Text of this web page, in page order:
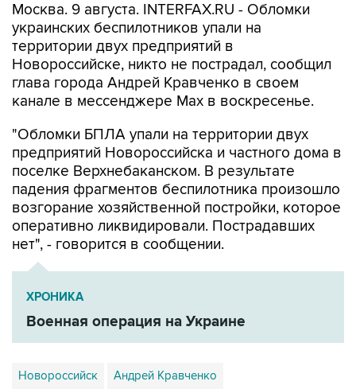
Москва. 9 августа. INTERFAX.RU - Обломки
украинских беспилотников упали на
территории двух предприятий в
Новороссийске, никто не пострадал, сообщил
глава города Андрей Кравченко в своем
канале в мессенджере Max в воскресенье.
"Обломки БПЛА упали на территории двух
предприятий Новороссийска и частного дома в
поселке Верхнебаканском. В результате
падения фрагментов беспилотника произошло
возгорание хозяйственной постройки, которое
оперативно ликвидировали. Пострадавших
нет", - говорится в сообщении.
ХРОНИКА
Военная операция на Украине
Новороссийск Андрей Кравченко